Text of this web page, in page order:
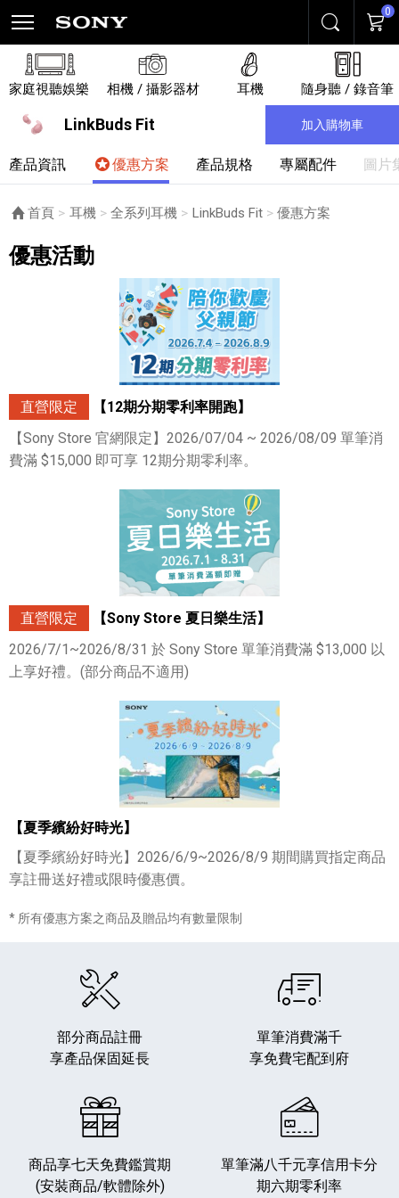
搜尋 購物
0
家庭視聽娛樂 相機 / 攝影器材 耳機 隨身聽 / 錄音筆
LinkBuds Fit 加入購物車
產品資訊 優惠方案 產品規格 專屬配件 圖片
首頁 耳機 全系列耳機 LinkBuds Fit 目前頁面：
優惠方案
優惠活動
直營限定
【12期分期零利率開跑】
【Sony Store 官網限定】2026/07/04 ~ 2026/08/09 單筆消
費滿 $15,000 即可享 12期分期零利率。
直營限定
【Sony Store 夏日樂生活】
2026/7/1~2026/8/31 於 Sony Store 單筆消費滿 $13,000 以
上享好禮。(部分商品不適用)
【夏季繽紛好時光】
【夏季繽紛好時光】2026/6/9~2026/8/9 期間購買指定商品
享註冊送好禮或限時優惠價。
* 所有優惠方案之商品及贈品均有數量限制
部分商品註冊
享產品保固延長
單筆消費滿千
享免費宅配到府
商品享七天免費鑑賞期
(安裝商品/軟體除外)
單筆滿八千元享信用卡分
期六期零利率